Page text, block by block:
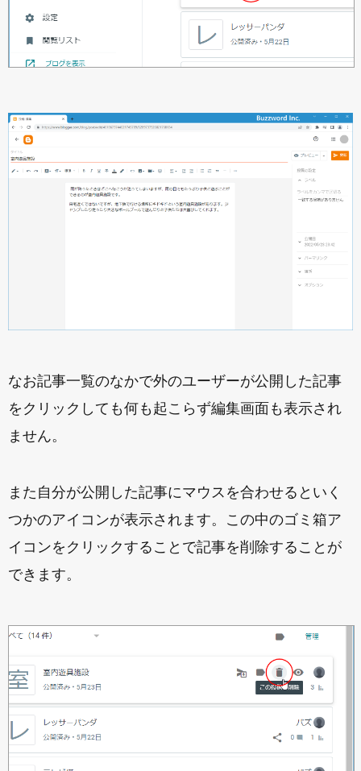
なお記事一覧のなかで外のユーザーが公開した記事
をクリックしても何も起こらず編集画面も表示され
ません。
また自分が公開した記事にマウスを合わせるといく
つかのアイコンが表示されます。この中のゴミ箱ア
イコンをクリックすることで記事を削除することが
できます。